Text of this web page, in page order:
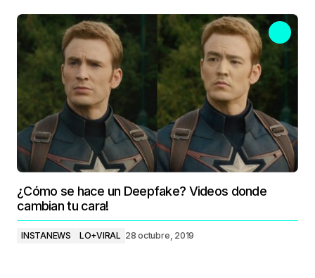
¿Cómo se hace un Deepfake? Videos donde
cambian tu cara!
INSTANEWS LO+VIRAL 28 octubre, 2019